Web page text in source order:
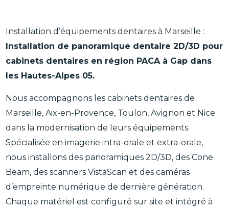
Installation d’équipements dentaires à Marseille :
Installation de panoramique dentaire 2D/3D pour
cabinets dentaires en région PACA à Gap dans
les Hautes-Alpes 05.
Nous accompagnons les cabinets dentaires de
Marseille, Aix-en-Provence, Toulon, Avignon et Nice
dans la modernisation de leurs équipements.
Spécialisée en imagerie intra-orale et extra-orale,
nous installons des panoramiques 2D/3D, des Cone
Beam, des scanners VistaScan et des caméras
d’empreinte numérique de dernière génération.
Chaque matériel est configuré sur site et intégré à